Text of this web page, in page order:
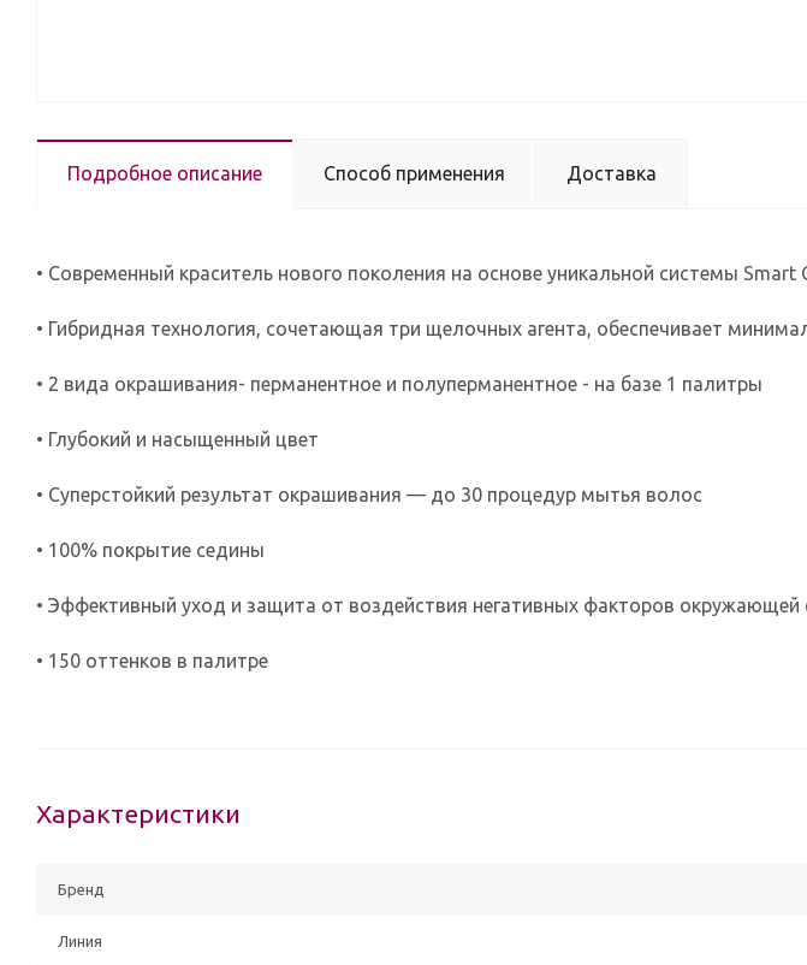
Подробное описание Способ применения Доставка
• Современный краситель нового поколения на основе уникальной системы Smart
• Гибридная технология, сочетающая три щелочных агента, обеспечивает
• 2 вида окрашивания- перманентное и полуперманентное - на базе 1 палитры
• Глубокий и насыщенный цвет
• Суперстойкий результат окрашивания — до 30 процедур мытья волос
• 100% покрытие седины
• Эффективный уход и защита от воздействия негативных факторов окружающей
• 150 оттенков в палитре
Характеристики
Бренд
Линия